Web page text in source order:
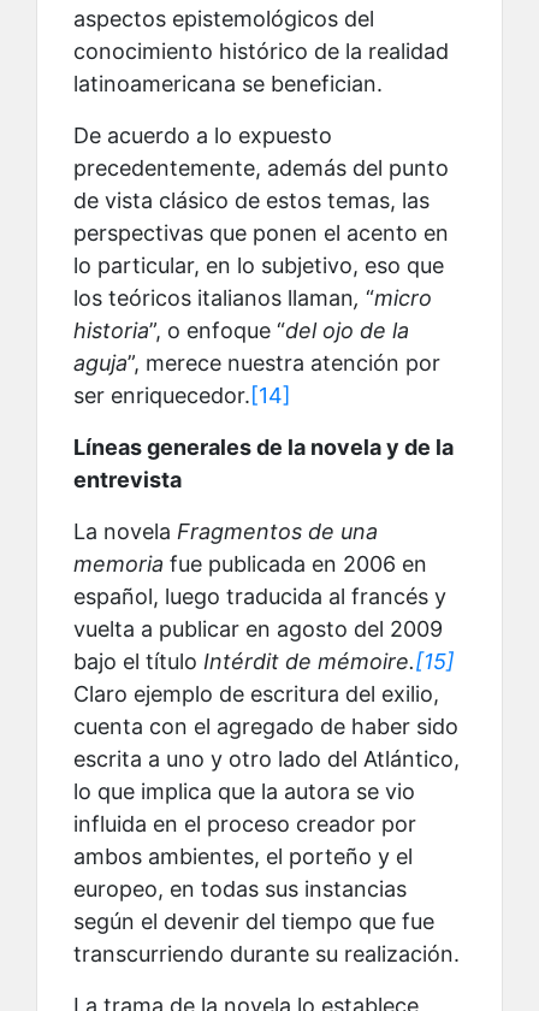
aspectos epistemológicos del
conocimiento histórico de la realidad
latinoamericana se benefician.
De acuerdo a lo expuesto
precedentemente, además del punto
de vista clásico de estos temas, las
perspectivas que ponen el acento en
lo particular, en lo subjetivo, eso que
los teóricos italianos llaman, “micro
historia”, o enfoque “del ojo de la
aguja”, merece nuestra atención por
ser enriquecedor.[14]
Líneas generales de la novela y de la
entrevista
La novela Fragmentos de una
memoria fue publicada en 2006 en
español, luego traducida al francés y
vuelta a publicar en agosto del 2009
bajo el título Intérdit de mémoire.[15]
Claro ejemplo de escritura del exilio,
cuenta con el agregado de haber sido
escrita a uno y otro lado del Atlántico,
lo que implica que la autora se vio
influida en el proceso creador por
ambos ambientes, el porteño y el
europeo, en todas sus instancias
según el devenir del tiempo que fue
transcurriendo durante su realización.
La trama de la novela lo establece